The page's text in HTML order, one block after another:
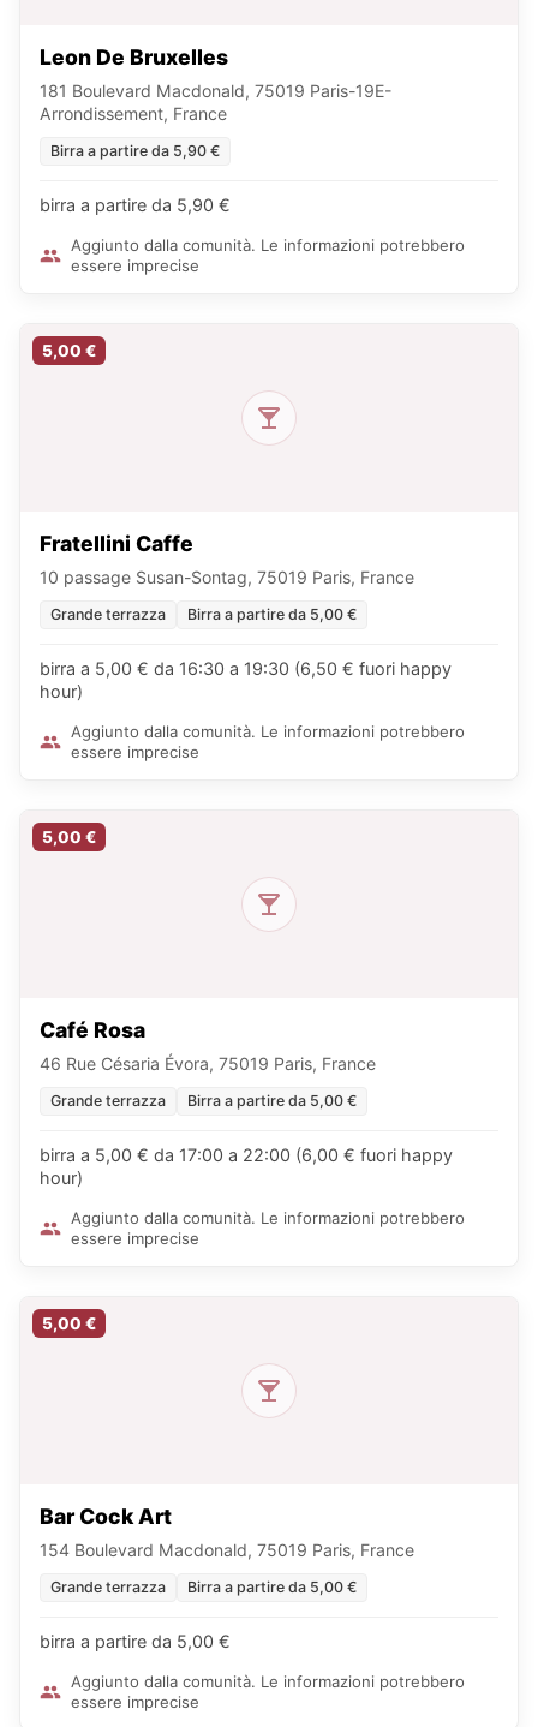
Leon De Bruxelles
181 Boulevard Macdonald, 75019 Paris-19E-
Arrondissement, France
Birra a partire da 5,90 €
birra a partire da 5,90 €
Aggiunto dalla comunità. Le informazioni potrebbero
essere imprecise
5,00 €
Fratellini Caffe
10 passage Susan-Sontag, 75019 Paris, France
Grande terrazza Birra a partire da 5,00 €
birra a 5,00 € da 16:30 a 19:30 (6,50 € fuori happy
hour)
Aggiunto dalla comunità. Le informazioni potrebbero
essere imprecise
5,00 €
Café Rosa
46 Rue Césaria Évora, 75019 Paris, France
Grande terrazza Birra a partire da 5,00 €
birra a 5,00 € da 17:00 a 22:00 (6,00 € fuori happy
hour)
Aggiunto dalla comunità. Le informazioni potrebbero
essere imprecise
5,00 €
Bar Cock Art
154 Boulevard Macdonald, 75019 Paris, France
Grande terrazza Birra a partire da 5,00 €
birra a partire da 5,00 €
Aggiunto dalla comunità. Le informazioni potrebbero
essere imprecise